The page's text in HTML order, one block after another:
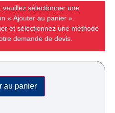
sélectionner une
« Ajouter au panier ».
et sélectionnez une méthode
demande de devis.
au panier